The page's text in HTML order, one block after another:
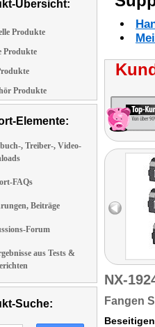
Übersicht:
Produkte
Produkte
Produkte
Elemente:
, Treiber-, Video-
FAQs
Beiträge
Forum
aus Tests &
Suche:
NX-
Fangen